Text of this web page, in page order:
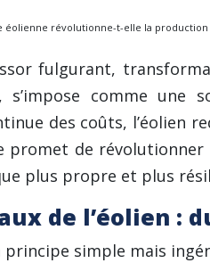
éolienne révolutionne-t-elle la production
fulgurant,
comme une
des coûts,
promet de
plus propre et plus
de l’éolien :
principe simple mais